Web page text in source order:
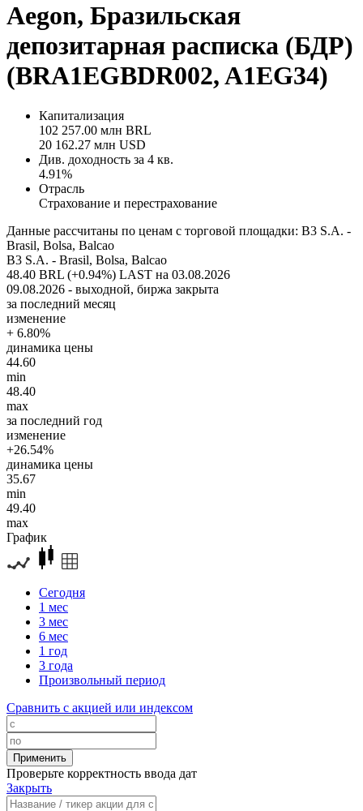
Aegon, Бразильская
депозитарная расписка (БДР)
(BRA1EGBDR002, A1EG34)
Капитализация
102 257.00 млн BRL
20 162.27 млн USD
Див. доходность за 4 кв.
4.91%
Отрасль
Страхование и перестрахование
Данные рассчитаны по ценам с торговой площадки: B3 S.A. -
Brasil, Bolsa, Balcao
B3 S.A. - Brasil, Bolsa, Balcao
48.40 BRL (+0.94%) LAST на 03.08.2026
09.08.2026 - выходной, биржа закрыта
за последний месяц
изменение
+ 6.80%
динамика цены
44.60
min
48.40
max
за последний год
изменение
+26.54%
динамика цены
35.67
min
49.40
max
График
Сегодня
1 мес
3 мес
6 мес
1 год
3 года
Произвольный период
Сравнить с акцией или индексом
Проверьте корректность ввода дат
Закрыть